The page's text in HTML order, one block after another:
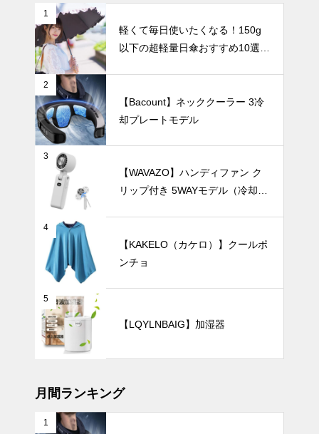
けにぴったり
の一本を見つ
けよう
【2025年最
新版】軽くて
快適！バッグ
にすっきり収
まる「100g
台のミニ扇風
機」おすすめ
UV・雨対策
傘を畳む手間
から解放！閉
じるだけで簡
単に美しく収
納できる「形
状記憶日傘」
おすすめ5選
ネスにぴった
テーブルウェア
ホームパーテ
ィーを華やか
に彩る、おし
1
軽くて毎日使いたくなる！150g
以下の超軽量日傘おすすめ10選
2
【Bacount】ネッククーラー 3冷
却プレートモデル
3
【WAVAZO】ハンディファン ク
リップ付き 5WAYモデル（冷却プ
4
【KAKELO（カケロ）】クールポ
ンチョ
5
【LQYLNBAIG】加湿器
月間ランキング
1